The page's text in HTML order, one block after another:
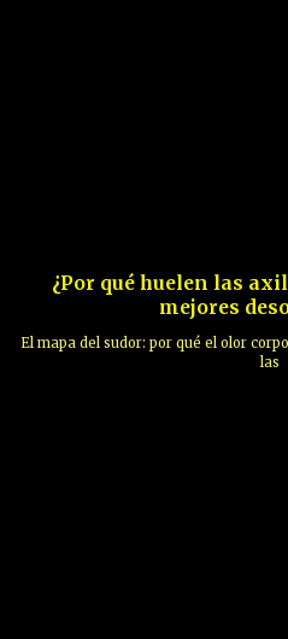
¿Por qué huelen las
mejores
El mapa del sudor: por qué el olor
las